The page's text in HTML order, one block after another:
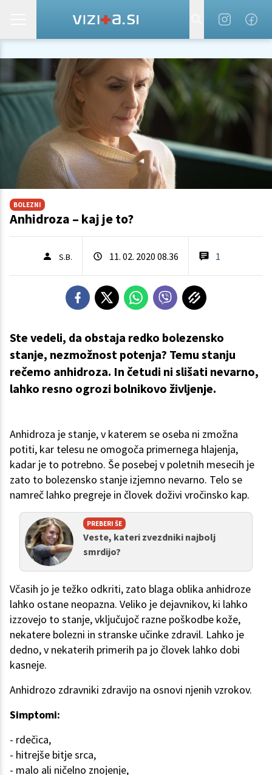
BOLEZNI
Anhidroza – kaj je to?
S.B. 11. 02. 2020 08.36 1
Ste vedeli, da obstaja redko bolezensko
stanje, nezmožnost potenja? Temu stanju
rečemo anhidroza. In četudi ni slišati nevarno,
lahko resno ogrozi bolnikovo življenje.
Anhidroza je stanje, v katerem se oseba ni zmožna
potiti, kar telesu ne omogoča primernega hlajenja,
kadar je to potrebno. Še posebej v poletnih mesecih je
zato to bolezensko stanje izjemno nevarno. Telo se
namreč lahko pregreje in človek doživi vročinsko kap.
PREBERI ŠE
Veste, kateri zvezdniki najbolj
smrdijo?
Včasih jo je težko odkriti, zato blaga oblika anhidroze
lahko ostane neopazna. Veliko je dejavnikov, ki lahko
izzovejo to stanje, vključujoč razne poškodbe kože,
nekatere bolezni in stranske učinke zdravil. Lahko je
dedno, v nekaterih primerih pa jo človek lahko dobi
kasneje.
Anhidrozo zdravniki zdravijo na osnovi njenih vzrokov.
Simptomi:
- rdečica,
- hitrejše bitje srca,
- malo ali ničelno znojenje,